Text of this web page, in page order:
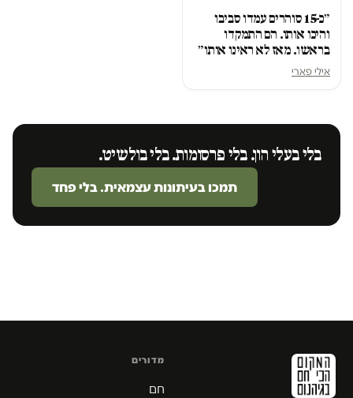
״כ-15 סוהרים עמדו סביבו
והיכו אותו. הם התמקדו
בראשו. מאז לא ראינו אותו״
אילי פארי
בלי בעלי הון. בלי פרסומות. בלי בולשיט.
תמכו בעיתונות עצמאית. בלי פחד
מדורים
חם